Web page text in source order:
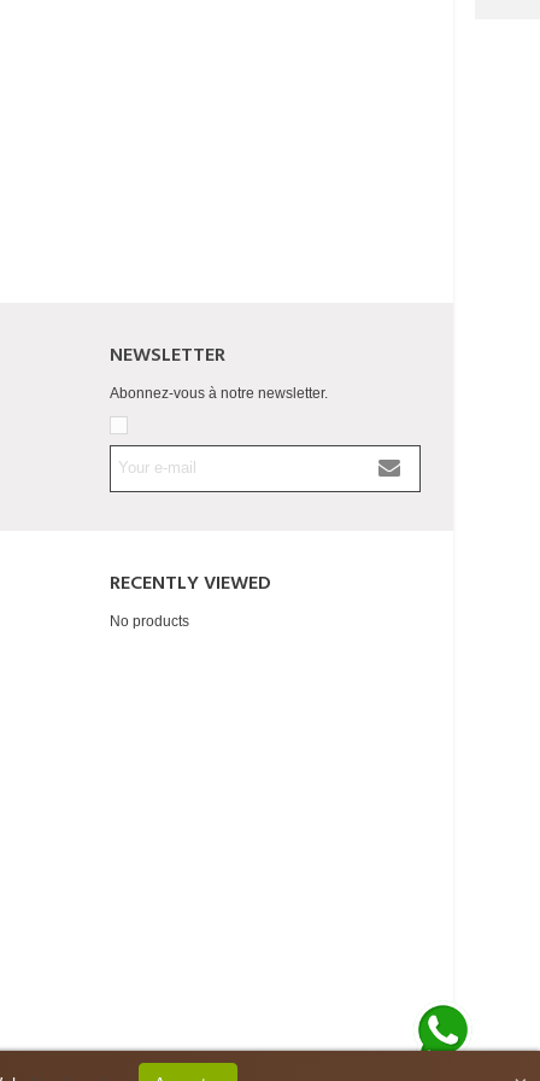
NEWSLETTER
Abonnez-vous à notre newsletter.
RECENTLY VIEWED
No products